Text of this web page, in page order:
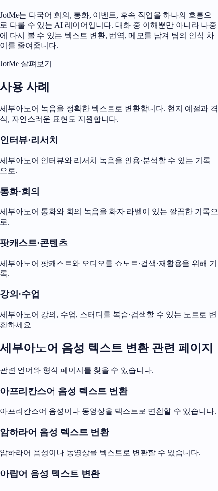
JotMe는 다국어 회의, 통화, 이벤트, 후속 작업을 하나의 흐름으
로 다룰 수 있는 AI 레이어입니다. 대화 중 이해뿐만 아니라 나중
에 다시 볼 수 있는 텍스트 변환, 번역, 메모를 남겨 팀의 인식 차
이를 줄여줍니다.
JotMe 살펴보기
사용 사례
세부아노어 녹음을 정확한 텍스트로 변환합니다. 현지 예절과 격
식, 자연스러운 표현도 지원합니다.
인터뷰·리서치
세부아노어 인터뷰와 리서치 녹음을 인용·분석할 수 있는 기록
으로.
통화·회의
세부아노어 통화와 회의 녹음을 화자 라벨이 있는 깔끔한 기록으
로.
팟캐스트·콘텐츠
세부아노어 팟캐스트와 오디오를 쇼노트·검색·재활용을 위해 기
록.
강의·수업
세부아노어 강의, 수업, 스터디를 복습·검색할 수 있는 노트로 변
환하세요.
세부아노어 음성 텍스트 변환 관련 페이지
관련 언어와 형식 페이지를 찾을 수 있습니다.
아프리칸스어 음성 텍스트 변환
아프리칸스어 음성이나 동영상을 텍스트로 변환할 수 있습니다.
암하라어 음성 텍스트 변환
암하라어 음성이나 동영상을 텍스트로 변환할 수 있습니다.
아랍어 음성 텍스트 변환